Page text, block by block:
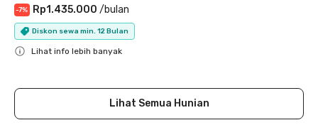
-7% Rp1.435.000 /bulan
Diskon sewa min. 12 Bulan
Lihat info lebih banyak
Lihat Semua Hunian